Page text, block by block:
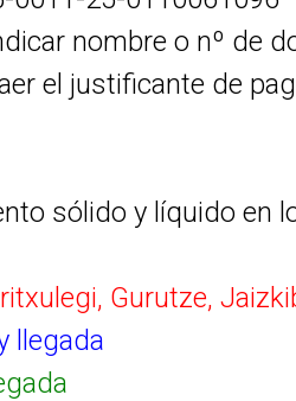
nombre o nº de
el justificante de
sólido y líquido en
Gurutze,
llegada